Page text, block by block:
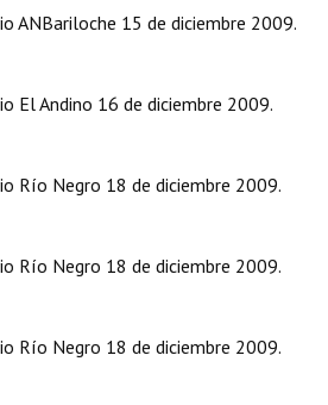
ANBariloche 15 de diciembre 2009.
El Andino 16 de diciembre 2009.
Río Negro 18 de diciembre 2009.
Río Negro 18 de diciembre 2009.
Río Negro 18 de diciembre 2009.